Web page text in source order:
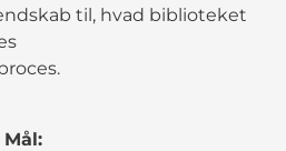
til, hvad biblioteket